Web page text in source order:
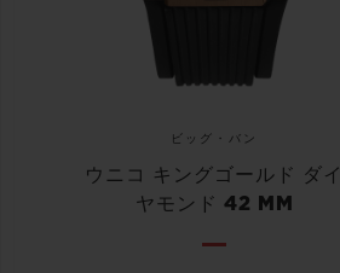
ビッグ・バン
ウニコ キングゴールド ダイ
ヤモンド 42 MM